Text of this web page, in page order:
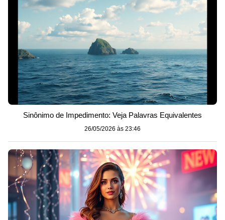
Sinônimo de Impedimento: Veja Palavras Equivalentes
26/05/2026 às 23:46